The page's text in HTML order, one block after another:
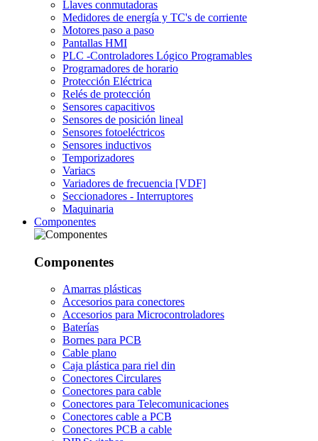
Llaves conmutadoras
Medidores de energía y TC's de corriente
Motores paso a paso
Pantallas HMI
PLC -Controladores Lógico Programables
Programadores de horario
Protección Eléctrica
Relés de protección
Sensores capacitivos
Sensores de posición lineal
Sensores fotoeléctricos
Sensores inductivos
Temporizadores
Variacs
Variadores de frecuencia [VDF]
Seccionadores - Interruptores
Maquinaria
Componentes
Componentes
Amarras plásticas
Accesorios para conectores
Accesorios para Microcontroladores
Baterías
Bornes para PCB
Cable plano
Caja plástica para riel din
Conectores Circulares
Conectores para cable
Conectores para Telecomunicaciones
Conectores cable a PCB
Conectores PCB a cable